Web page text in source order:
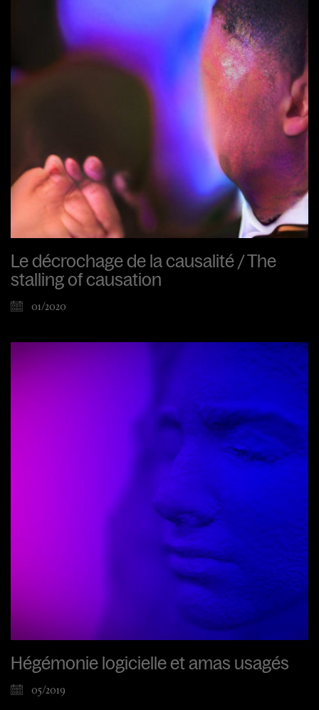
Le décrochage de la causalité / The
stalling of causation
01/2020
Hégémonie logicielle et amas usagés
05/2019